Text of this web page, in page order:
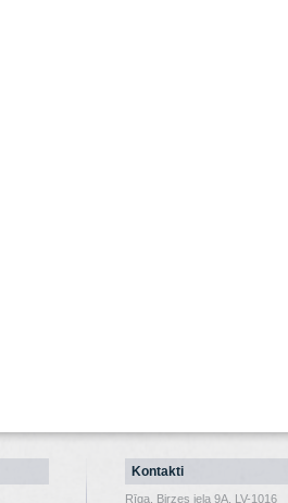
Kontakti
Rīga, Birzes iela 9A, LV-1016